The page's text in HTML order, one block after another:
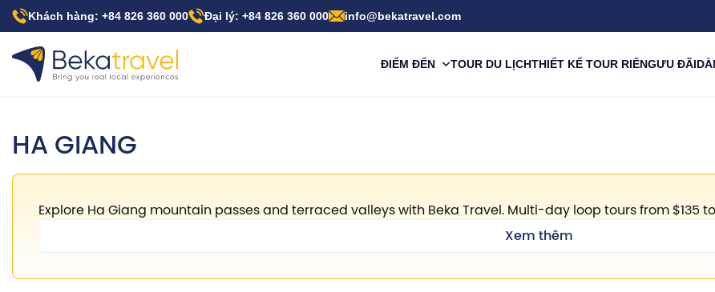
Nhảy
đến
dung
Khách hàng: +84 826 360 000 Đại lý: +84 826 360 000 info@bekatravel.com
ĐIỂM ĐẾN TOUR DU LỊCHTHIẾT KẾ TOUR RIÊNGƯU ĐÃI
HA GIANG
Explore Ha Giang mountain passes and terraced valleys with Beka Travel. Multi-day loop tours from $135
Xem thêm